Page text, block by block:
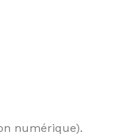
numérique).